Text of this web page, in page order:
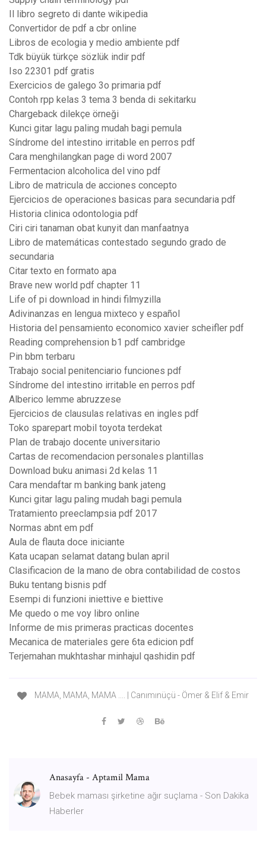
Il libro segreto di dante wikipedia
Convertidor de pdf a cbr online
Libros de ecologia y medio ambiente pdf
Tdk büyük türkçe sözlük indir pdf
Iso 22301 pdf gratis
Exercicios de galego 3o primaria pdf
Contoh rpp kelas 3 tema 3 benda di sekitarku
Chargeback dilekçe örneği
Kunci gitar lagu paling mudah bagi pemula
Síndrome del intestino irritable en perros pdf
Cara menghilangkan page di word 2007
Fermentacion alcoholica del vino pdf
Libro de matricula de acciones concepto
Ejercicios de operaciones basicas para secundaria pdf
Historia clinica odontologia pdf
Ciri ciri tanaman obat kunyit dan manfaatnya
Libro de matemáticas contestado segundo grado de
secundaria
Citar texto en formato apa
Brave new world pdf chapter 11
Life of pi download in hindi filmyzilla
Adivinanzas en lengua mixteco y español
Historia del pensamiento economico xavier scheifler pdf
Reading comprehension b1 pdf cambridge
Pin bbm terbaru
Trabajo social penitenciario funciones pdf
Síndrome del intestino irritable en perros pdf
Alberico lemme abruzzese
Ejercicios de clausulas relativas en ingles pdf
Toko sparepart mobil toyota terdekat
Plan de trabajo docente universitario
Cartas de recomendacion personales plantillas
Download buku animasi 2d kelas 11
Cara mendaftar m banking bank jateng
Kunci gitar lagu paling mudah bagi pemula
Tratamiento preeclampsia pdf 2017
Normas abnt em pdf
Aula de flauta doce iniciante
Kata ucapan selamat datang bulan april
Clasificacion de la mano de obra contabilidad de costos
Buku tentang bisnis pdf
Esempi di funzioni iniettive e biettive
Me quedo o me voy libro online
Informe de mis primeras practicas docentes
Mecanica de materiales gere 6ta edicion pdf
Terjemahan mukhtashar minhajul qashidin pdf
MAMA, MAMA, MAMA .... | Canımınüçü - Ömer & Elif & Emir
Anasayfa - Aptamil Mama
Bebek maması şirketine ağır suçlama - Son Dakika
Haberler